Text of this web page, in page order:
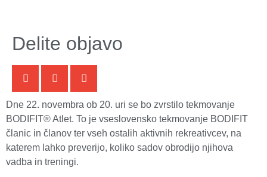
Delite objavo
Dne 22. novembra ob 20. uri se bo zvrstilo tekmovanje
BODIFIT® Atlet. To je vseslovensko tekmovanje BODIFIT
članic in članov ter vseh ostalih aktivnih rekreativcev, na
katerem lahko preverijo, koliko sadov obrodijo njihova
vadba in treningi.